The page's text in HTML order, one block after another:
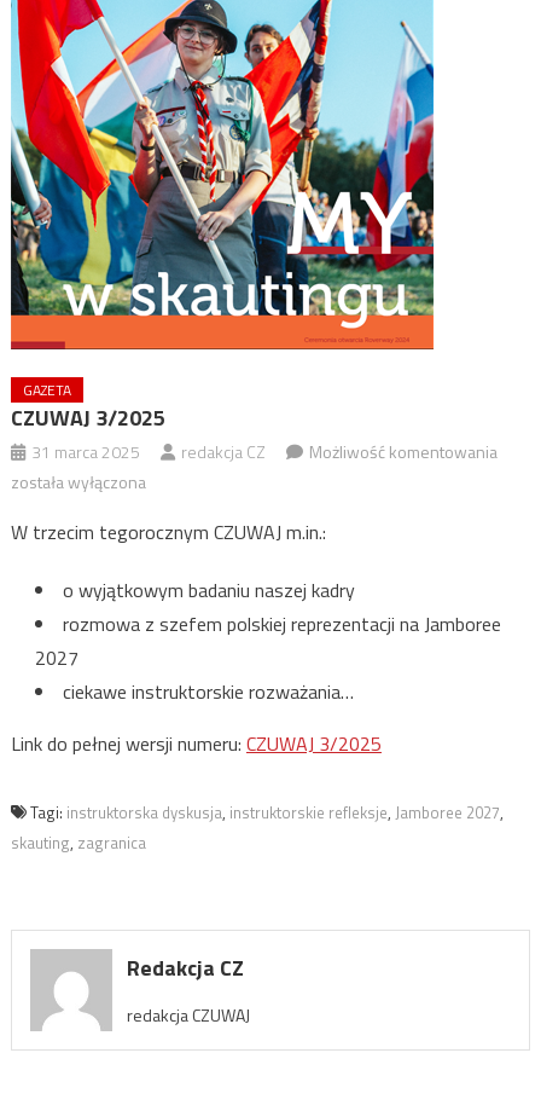
GAZETA
CZUWAJ 3/2025
31 marca 2025 redakcja CZ Możliwość komentowania
została wyłączona
W trzecim tegorocznym CZUWAJ m.in.:
o wyjątkowym badaniu naszej kadry
rozmowa z szefem polskiej reprezentacji na Jamboree
2027
ciekawe instruktorskie rozważania…
Link do pełnej wersji numeru: CZUWAJ 3/2025
Tagi: instruktorska dyskusja, instruktorskie refleksje, Jamboree 2027,
skauting, zagranica
Redakcja CZ
redakcja CZUWAJ